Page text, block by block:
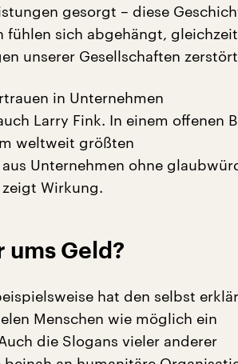
gesorgt – diese
fühlen sich abgehängt,
unserer Gesellschaften
in Unternehmen
Larry Fink. In einem offenen
weltweit größten
Unternehmen ohne
zeigt Wirkung.
ums Geld?
hat den selbst
Menschen wie möglich ein
die Slogans vieler anderer